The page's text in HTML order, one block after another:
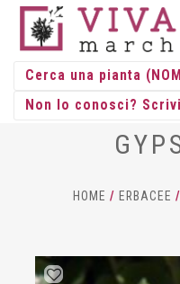
HOME / ERBACEE /